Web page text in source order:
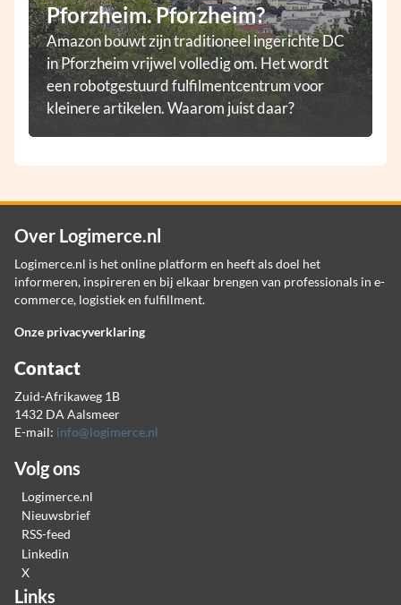
Pforzheim. Pforzheim?
Amazon bouwt zijn traditioneel ingerichte DC
in Pforzheim vrijwel volledig om. Het wordt
een robotgestuurd fulfilmentcentrum voor
kleinere artikelen. Waarom juist daar?
Over Logimerce.nl
Logimerce.nl is het online platform en heeft als doel het
informeren, inspireren en bij elkaar brengen van professionals in e-
commerce, logistiek en fulfillment.
Onze privacyverklaring
Contact
Zuid-Afrikaweg 1B
1432 DA Aalsmeer
E-mail: info@logimerce.nl
Volg ons
Logimerce.nl
Nieuwsbrief
RSS-feed
Linkedin
X
Links